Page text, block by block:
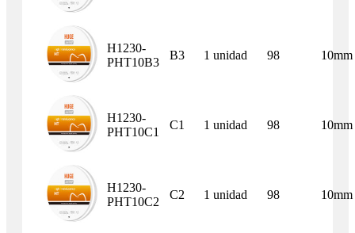
H1230-
PHT10B3
B3 1 unidad 98 10mm
H1230-
PHT10C1
C1 1 unidad 98 10mm
H1230-
PHT10C2
C2 1 unidad 98 10mm